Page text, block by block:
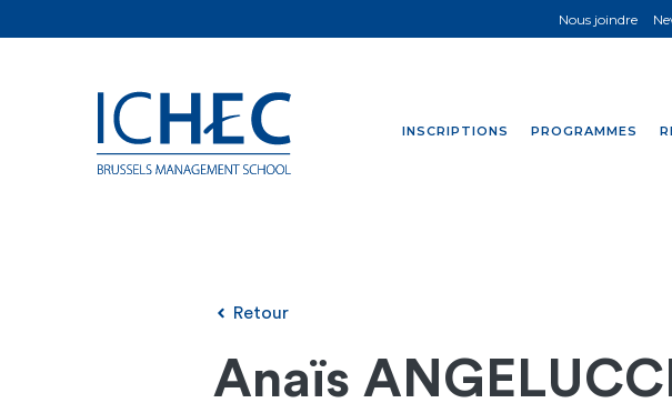
INSCRIPTIONS PROGRAMMES
Nous joindre
Retour
Anaïs ANGELUCCI